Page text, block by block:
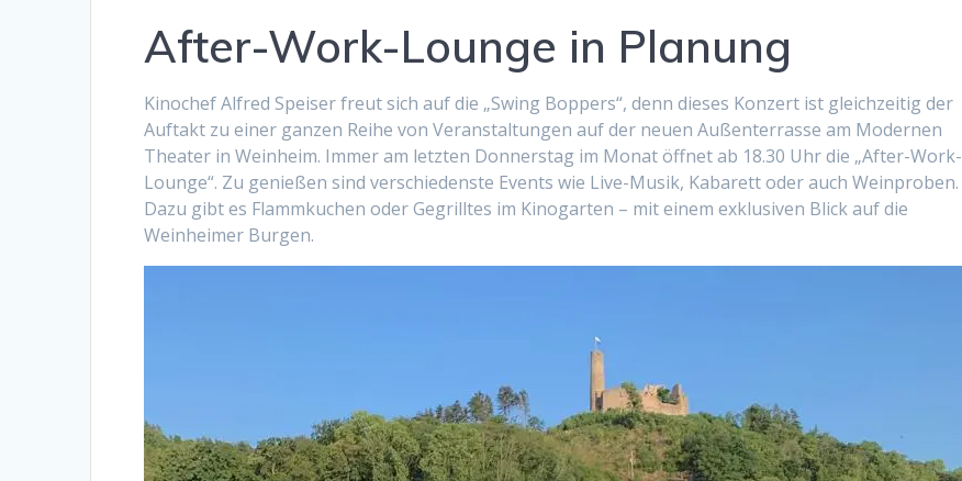
After-Work-Lounge in Planung
Kinochef Alfred Speiser freut sich auf die „Swing Boppers“, denn dieses Konzert ist gleichzeitig der
Auftakt zu einer ganzen Reihe von Veranstaltungen auf der neuen Außenterrasse am Modernen
Theater in Weinheim. Immer am letzten Donnerstag im Monat öffnet ab 18.30 Uhr die „After-Work-
Lounge“. Zu genießen sind verschiedenste Events wie Live-Musik, Kabarett oder auch Weinproben.
Dazu gibt es Flammkuchen oder Gegrilltes im Kinogarten – mit einem exklusiven Blick auf die
Weinheimer Burgen.